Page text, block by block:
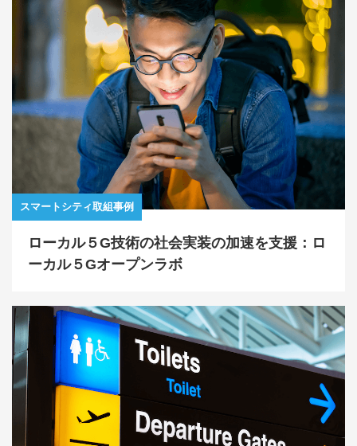
スマートシティ取組事例
ローカル５G技術の社会実装の加速を支援：ロ
ーカル５Gオープンラボ